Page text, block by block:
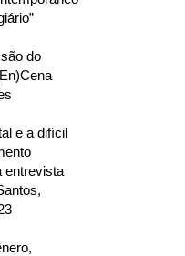
do
e a difícil
entrevista